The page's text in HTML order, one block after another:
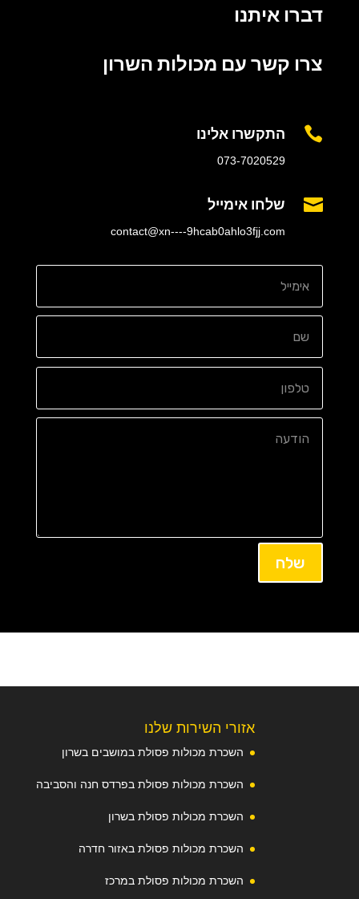
דברו איתנו
צרו קשר עם מכולות השרון
 התקשרו אלינו
073-7020529
 שלחו אימייל
contact@xn----9hcab0ahlo3fjj.com
שלח
אזורי השירות שלנו
השכרת מכולות פסולת במושבים בשרון
השכרת מכולות פסולת בפרדס חנה והסביבה
השכרת מכולות פסולת בשרון
השכרת מכולות פסולת באזור חדרה
השכרת מכולות פסולת במרכז